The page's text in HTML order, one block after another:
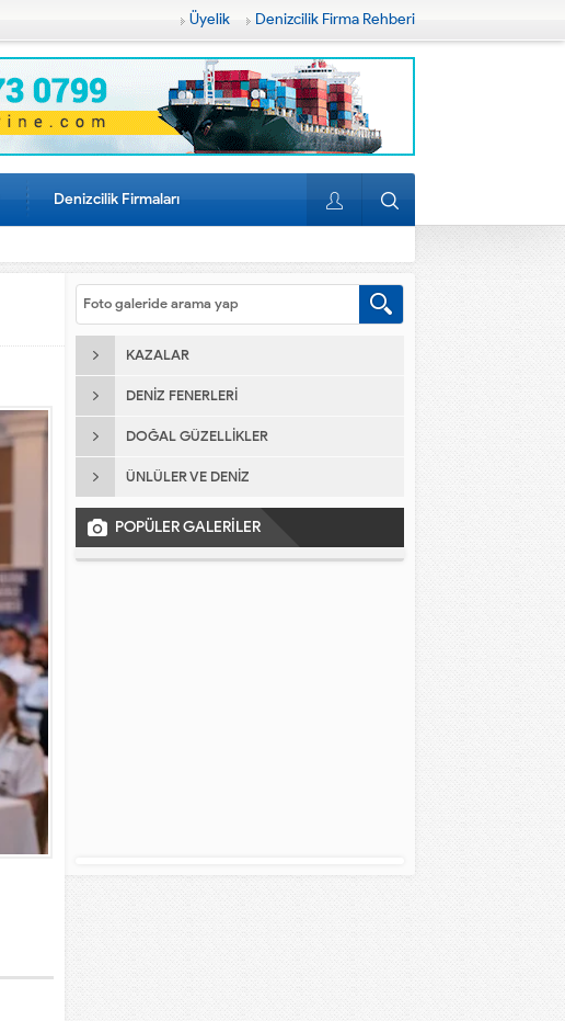
Üyelik Denizcilik Firma Rehberi
Denizcilik Firmaları
KAZALAR
DENIZ FENERLERI
DOĞAL GÜZELLIKLER
ÜNLÜLER VE DENIZ
POPÜLER GALERİLER